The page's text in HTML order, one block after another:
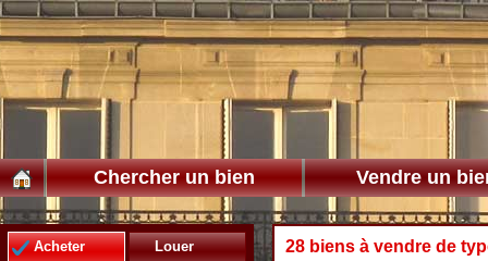
Chercher un bien Vendre un
Acheter Louer 28 biens à vendre de